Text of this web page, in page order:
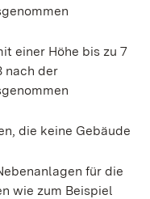
einer Höhe bis zu 7
nach der
die keine Gebäude
für die
wie zum Beispiel